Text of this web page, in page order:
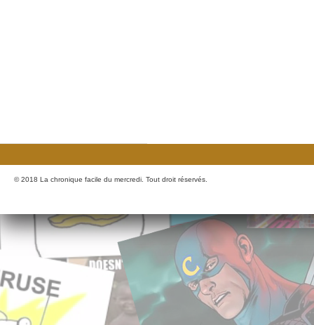
© 2018 La chronique facile du mercredi. Tout droit réservés.